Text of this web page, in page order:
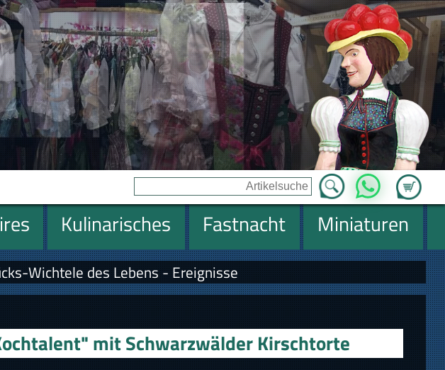
Zum
WhatsApp
Kulinarisches Fastnacht
Miniaturen
Wichtele des Lebens - Ereignisse
mit Schwarzwälder Kirschtorte